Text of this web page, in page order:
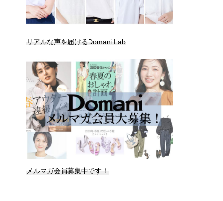
リアルな声を届けるDomani Lab
メルマガ会員募集中です！